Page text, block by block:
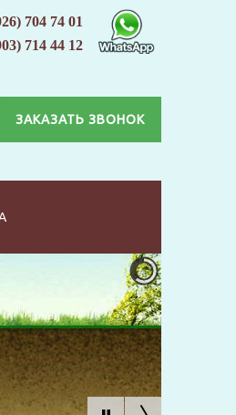
704 74 01
714 44 12
ЗАКАЗАТЬ ЗВОНОК